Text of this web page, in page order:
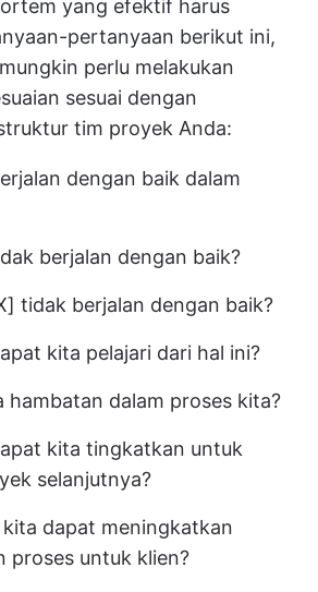
yang efektif harus
pertanyaan berikut ini,
perlu melakukan
sesuai dengan
tim proyek Anda:
dengan baik dalam
berjalan dengan baik?
tidak berjalan dengan baik?
kita pelajari dari hal ini?
hambatan dalam proses kita?
kita tingkatkan untuk
selanjutnya?
kita dapat meningkatkan
proses untuk klien?